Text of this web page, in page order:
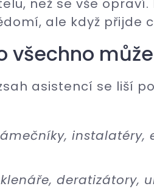
než se vše
ale když přijde
všechno
asistencí se liší
instalatéry,
deratizátory,